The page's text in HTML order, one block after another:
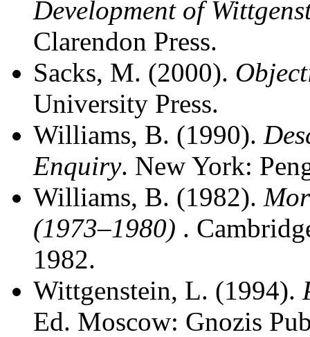
Development of
Clarendon Press.
Sacks, M. (2000).
University Press.
Williams, B. (1990).
Enquiry. New York:
Williams, B. (1982).
(1973–1980) .
1982.
Wittgenstein, L. (1994).
Ed. Moscow: Gnozis